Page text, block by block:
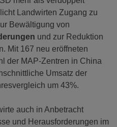
Landwirten Zugang zu
Bewältigung von
und zur Reduktion
Mit 167 neu eröffneten
der MAP-Zentren in China
Umsatz der
um 43%.
auch in Anbetracht
und Herausforderungen im